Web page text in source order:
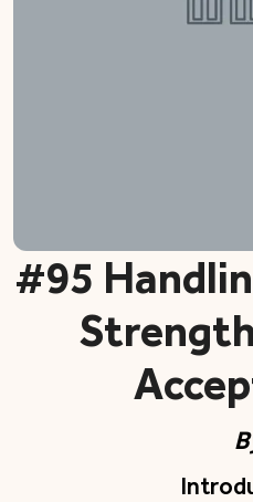
#95
Strength